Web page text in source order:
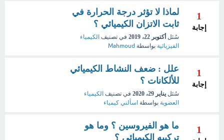
1
إجابة
لماذا لا تؤثر درجة الحرارة في
ثابت الاتزان الكيميائي ؟
سُئل أكتوبر 22، 2019 في تصنيف الكيمياء
الفيزيائية بواسطة Mahmoud
1
إجابة
علل : ضعف النشاط الكيميائي
للألكانات ؟
سُئل يناير 29، 2020 في تصنيف الكيمياء
العضوية بواسطة اسألني كيمياء
1
ما هو الفيروسين ؟ وما هو
تركيبه الكيميائي ؟